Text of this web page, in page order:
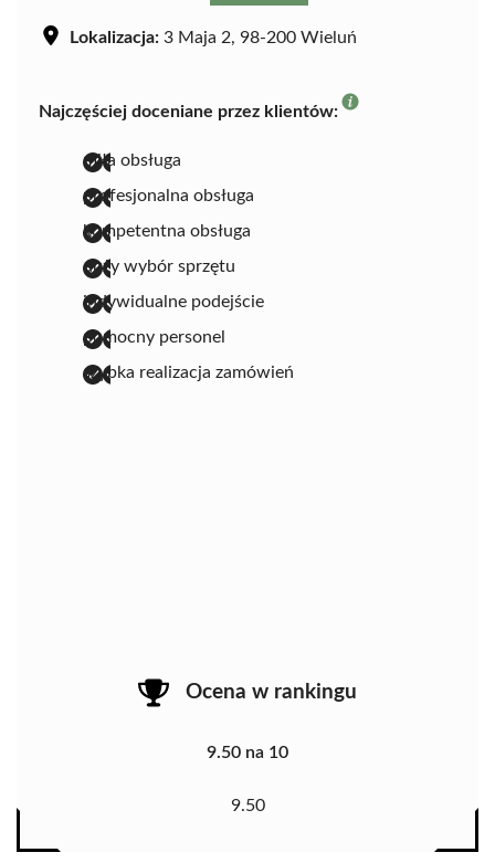
Lokalizacja: 3 Maja 2, 98-200 Wieluń
Najczęściej doceniane przez klientów:
miła obsługa
profesjonalna obsługa
kompetentna obsługa
duży wybór sprzętu
indywidualne podejście
pomocny personel
szybka realizacja zamówień
Ocena w rankingu
9.50 na 10
9.50